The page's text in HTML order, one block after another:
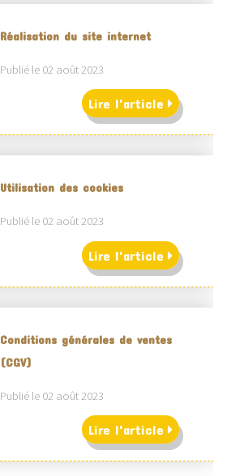
Réalisation du site internet
Publié le 02 août 2023
Lire l'article
Utilisation des cookies
Publié le 02 août 2023
Lire l'article
Conditions générales de ventes
(CGV)
Publié le 02 août 2023
Lire l'article